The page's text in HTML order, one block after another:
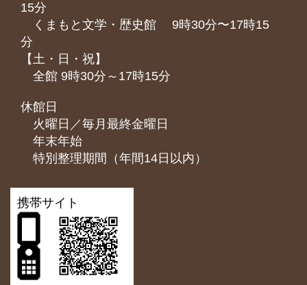
15分
くまもと⽂学・歴史館 9時30分〜17時15
分
【土・日・祝】
全館 9時30分～17時15分
休館日
火曜日／毎月最終金曜日
年末年始
特別整理期間（年間14日以内）
携帯サイト